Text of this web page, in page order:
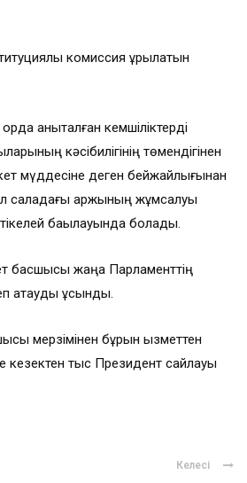
комиссия құрылатын
анықталған кемшіліктерді
кәсібилігінің төмендігінен
мүддесіне деген бейжайлығынан
саладағы қаржының жұмсалуы
бақылауында болады.
басшысы жаңа Парламенттің
атауды ұсынды.
мерзімінен бұрын қызметтен
кезектен тыс Президент сайлауы
Келесі